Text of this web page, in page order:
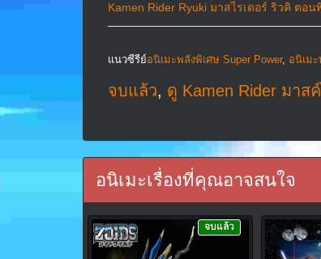
Kamen Rider Ryuki มาสไรเดอร์ ริวคิ ตอน
แนวซีรีย์อนิเมะพลังพิเศษ Super Power, อนิเม
จบแล้ว, ดู Kamen Rider มาส
อนิเมะเรื่องที่คุณอาจสนใจ
จบแล้ว